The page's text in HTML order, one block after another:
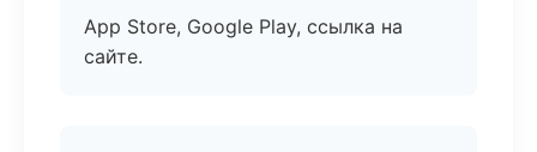
App Store, Google Play, ссылка на
сайте.